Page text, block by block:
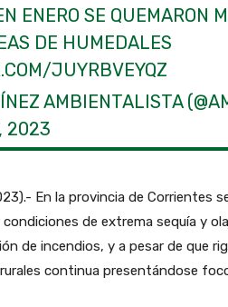
ENERO SE QUEMARON
DE HUMEDALES
JUYRBVEYQZ
AMBIENTALISTA
2023
En la provincia de Corrientes
de extrema sequía y
de incendios, y a pesar de que
continua presentándose